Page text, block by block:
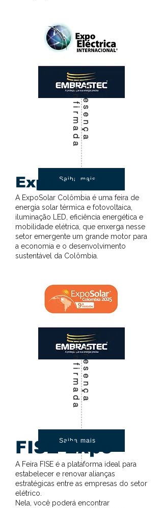
P
r
e
s
e
n
ç
a
Co
n
f
i
r
m
a
d
a
Saiba mais
Exposolar
A ExpoSolar Colômbia é uma feira de
energia solar térmica e fotovoltaica,
iluminação LED, eficiência energética e
mobilidade elétrica, que enxerga nesse
setor emergente um grande motor para
a economia e o desenvolvimento
sustentável da Colômbia.
P
r
e
s
e
n
ç
a
Co
n
f
i
r
m
a
d
a
Saiba mais
FISE Expo
A Feira FISE é a plataforma ideal para
estabelecer e renovar alianças
estratégicas entre as empresas do setor
elétrico.
Nela, você poderá encontrar